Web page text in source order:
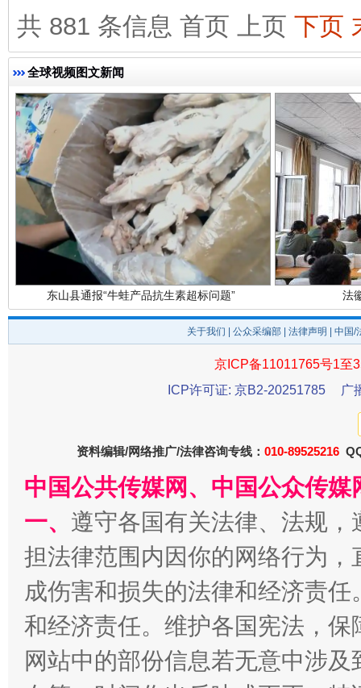
共 881 条信息 首页 上页 下页
全球视频图文新闻
完善运行机制助力责任有效落实
东山县通报“牛蛙产品抗生素超标问题” 法
千年窑火 生生不息
关于我们 公众采编部 法律声明 | 中国
京ICP备11011765号1至
ICP许可证: 京B2-20251785
广
资料编辑/网络推广/法律咨询专线： 010-89525216
中国公共传媒网、中国公众传
一、 遵守各国有关法律、法规
担法律范围内因你的网络行为
成伤害和损失的法律和经济责
和经济责任。维护各国宪法，
网站中的部份信息若无意中涉